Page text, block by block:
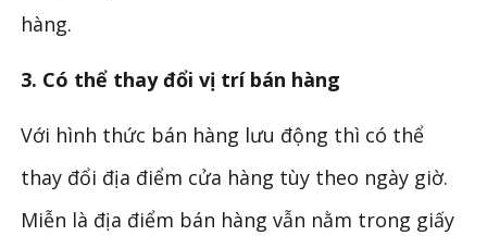
hàng.
3. Có thể thay đổi vị trí bán hàng
Với hình thức bán hàng lưu động thì có thể
thay đổi địa điểm cửa hàng tùy theo ngày giờ.
Miễn là địa điểm bán hàng vẫn nằm trong giấy